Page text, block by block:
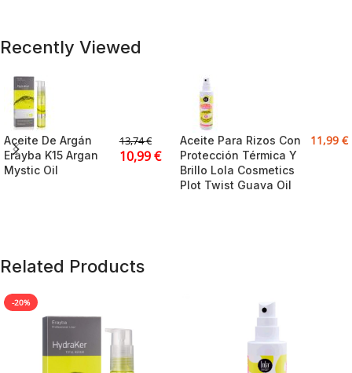
Recently Viewed
Aceite De Argán
Erayba K15 Argan
Mystic Oil
13,74€
10,99€
Aceite Para Rizos Con
Protección Térmica Y
Brillo Lola Cosmetics
Plot Twist Guava Oil
11,99 €
Related Products
-20%